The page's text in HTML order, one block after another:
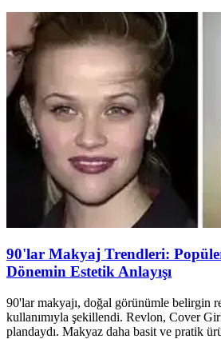
90'lar Makyaj Trendleri:
Dönemin Estetik Anlayışı
90'lar makyajı, doğal görünümle belirgin
kullanımıyla şekillendi. Revlon, Cover
plandaydı. Makyaz daha basit ve pratik